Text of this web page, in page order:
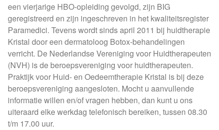
een vierjarige HBO-opleiding gevolgd, zijn BIG
geregistreerd en zijn ingeschreven in het kwaliteitsregister
Paramedici. Tevens wordt sinds april 2011 bij huidtherapie
Kristal door een dermatoloog Botox-behandelingen
verricht. De Nederlandse Vereniging voor Huidtherapeuten
(NVH) is de beroepsvereniging voor huidtherapeuten.
Praktijk voor Huid- en Oedeemtherapie Kristal is bij deze
beroepsvereniging aangesloten. Mocht u aanvullende
informatie willen en/of vragen hebben, dan kunt u ons
uiteraard elke werkdag telefonisch bereiken, tussen 08.30
t/m 17.00 uur.